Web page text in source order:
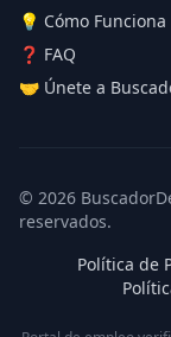
💡 Cómo Funciona
❓ FAQ
🤝 Únete a
© 2026
reservados.
Política de